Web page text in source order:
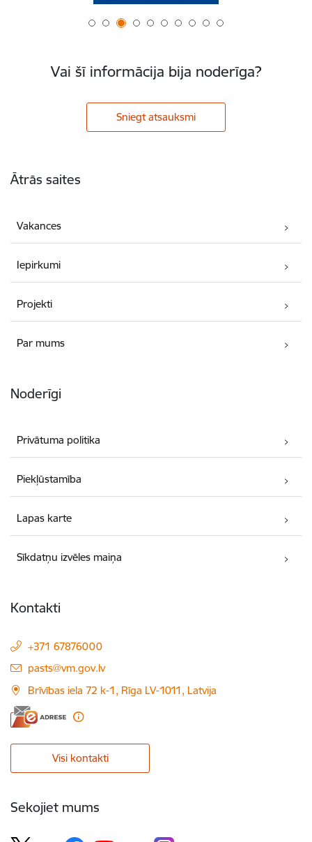
Vai šī informācija bija noderīga?
Sniegt atsauksmi
Ātrās saites
Vakances
Iepirkumi
Projekti
Par mums
Noderīgi
Privātuma politika
Piekļūstamība
Lapas karte
Sīkdatņu izvēles maiņa
Kontakti
+371 67876000
E-pasts:
pasts@vm.gov.lv
Brīvības iela 72 k-1, Rīga LV-1011, Latvija
Visi kontakti
Sekojiet mums